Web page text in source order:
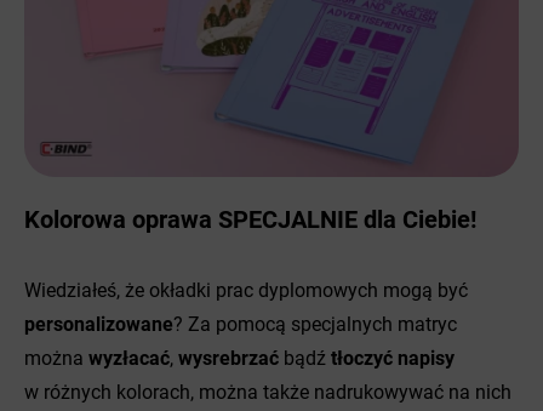
Kolorowa oprawa SPECJALNIE dla Ciebie!
Wiedziałeś, że okładki prac dyplomowych mogą być
personalizowane? Za pomocą specjalnych matryc
można wyzłacać, wysrebrzać bądź tłoczyć napisy
w różnych kolorach, można także nadrukowywać na nich